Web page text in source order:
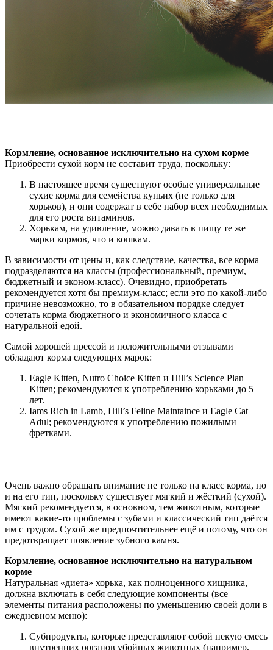
Кормление, основанное исключительно на сухом корме
Приобрести сухой корм не составит труда, поскольку:
В настоящее время существуют особые универсальные
сухие корма для семейства куньих (не только для
хорьков), и они содержат в себе набор всех необходимых
для его роста витаминов.
Хорькам, на удивление, можно давать в пищу те же
марки кормов, что и кошкам.
В зависимости от цены и, как следствие, качества, все корма
подразделяются на классы (профессиональный, премиум,
бюджетный и эконом-класс). Очевидно, приобретать
рекомендуется хотя бы премиум-класс; если это по какой-либо
причине невозможно, то в обязательном порядке следует
сочетать корма бюджетного и экономичного класса с
натуральной едой.
Самой хорошей прессой и положительными отзывами
обладают корма следующих марок:
Eagle Kitten, Nutro Choice Kitten и Hill’s Science Plan
Kitten; рекомендуются к употреблению хорьками до 5
лет.
Iams Rich in Lamb, Hill’s Feline Maintaince и Eagle Cat
Adul; рекомендуются к употреблению пожилыми
фретками.
Очень важно обращать внимание не только на класс корма, но
и на его тип, поскольку существует мягкий и жёсткий (сухой).
Мягкий рекомендуется, в основном, тем животным, которые
имеют какие-то проблемы с зубами и классический тип даётся
им с трудом. Сухой же предпочтительнее ещё и потому, что он
предотвращает появление зубного камня.
Кормление, основанное исключительно на натуральном
корме
Натуральная «диета» хорька, как полноценного хищника,
должна включать в себя следующие компоненты (все
элементы питания расположены по уменьшению своей доли в
ежедневном меню):
Субпродукты, которые представляют собой некую смесь
внутренних органов убойных животных (например,